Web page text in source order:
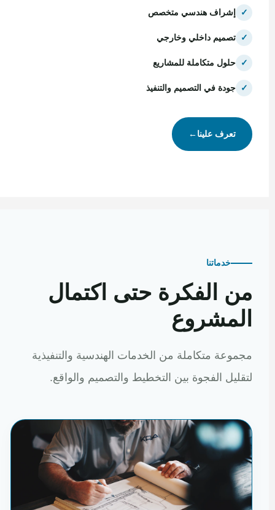
✓ إشراف هندسي متخصص
✓ تصميم داخلي وخارجي
✓ حلول متكاملة للمشاريع
✓ جودة في التصميم والتنفيذ
تعرف علينا←
خدماتنا
من الفكرة حتى اكتمال
المشروع
مجموعة متكاملة من الخدمات الهندسية والتنفيذية
لتقليل الفجوة بين التخطيط والتصميم والواقع.